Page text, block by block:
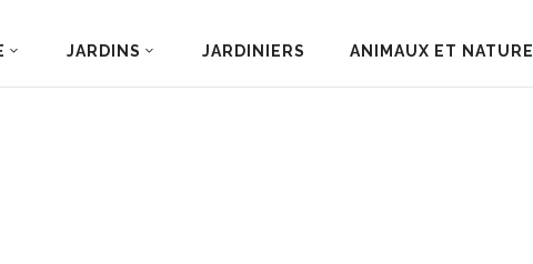
JARDINS JARDINIERS ANIMAUX ET NATURE